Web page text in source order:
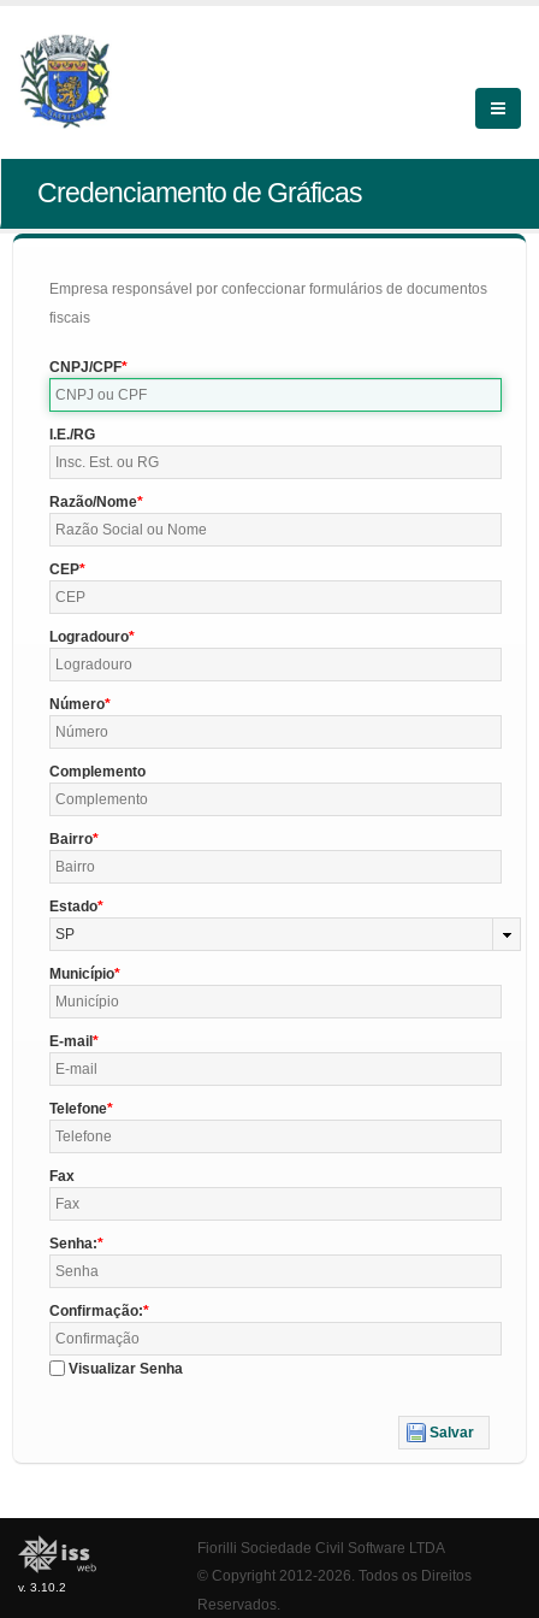
Credenciamento de Gráficas
Empresa responsável por confeccionar formulários de documentos
fiscais
CNPJ/CPF
I.E./RG
Razão/Nome
CEP
Logradouro
Número
Complemento
Bairro
Estado
SP
Município
E-mail
Telefone
Fax
Senha:
Confirmação:
Visualizar Senha
Salvar
v. 3.10.2
Fiorilli Sociedade Civil Software LTDA
© Copyright 2012-2026. Todos os Direitos
Reservados.